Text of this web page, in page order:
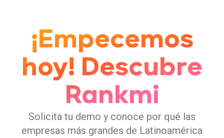
¡Empecemos
hoy! Descubre
Rankmi
Solicita tu demo y conoce por qué las
empresas más grandes de Latinoamérica